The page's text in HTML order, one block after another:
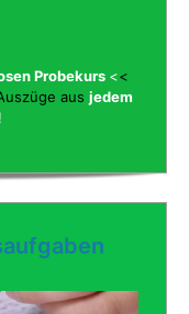
Probekurs <<
aus jedem
!